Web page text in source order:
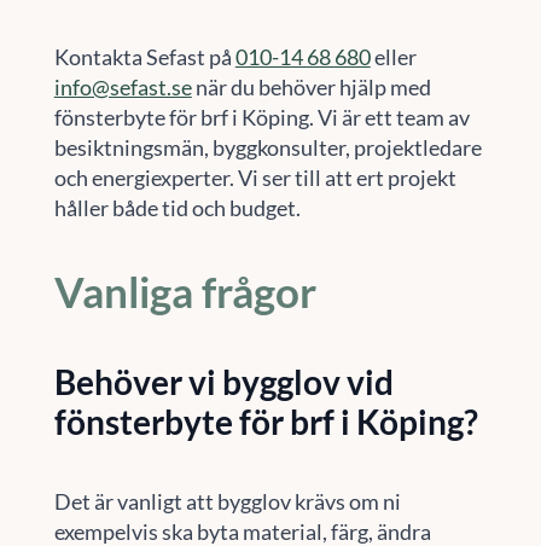
Kontakta Sefast på010-14 68 680eller
info@sefast.senär du behöver hjälp med
fönsterbyte för brf i Köping. Vi är ett team av
besiktningsmän, byggkonsulter, projektledare
och energiexperter. Vi ser till att ert projekt
håller både tid och budget.
Vanliga frågor
Behöver vi bygglov vid
fönsterbyte för brf i Köping?
Det är vanligt att bygglov krävs om ni
exempelvis ska byta material, färg, ändra